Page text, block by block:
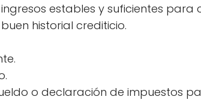
estables y suficientes
historial crediticio.
o declaración de impuestos